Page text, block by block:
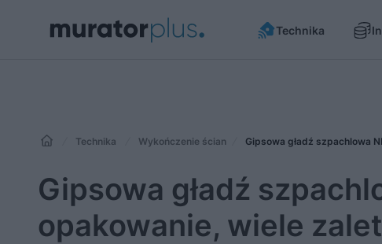
Technika
Technika Wykończenie ścian Gipsowa gładź szpachlowa
Gipsowa gładź
opakowanie, wiele zalet